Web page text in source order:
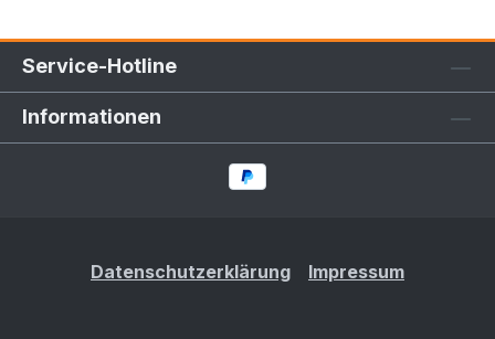
Service-Hotline
Informationen
Datenschutzerklärung Impressum